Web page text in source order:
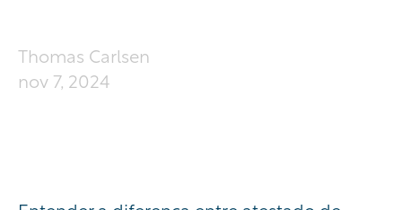
Thomas Carlsen
nov 7, 2024